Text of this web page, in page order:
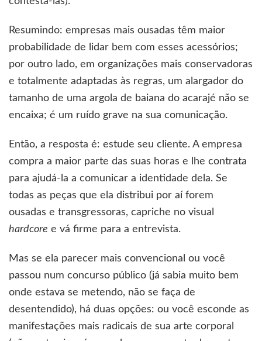
Resumindo: empresas mais ousadas têm maior
probabilidade de lidar bem com esses acessórios;
por outro lado, em organizações mais conservadoras
e totalmente adaptadas às regras, um alargador do
tamanho de uma argola de baiana do acarajé não se
encaixa; é um ruído grave na sua comunicação.
Então, a resposta é: estude seu cliente. A empresa
compra a maior parte das suas horas e lhe contrata
para ajudá-la a comunicar a identidade dela. Se
todas as peças que ela distribui por aí forem
ousadas e transgressoras, capriche no visual
hardcore e vá firme para a entrevista.
Mas se ela parecer mais convencional ou você
passou num concurso público (já sabia muito bem
onde estava se metendo, não se faça de
desentendido), há duas opções: ou você esconde as
manifestações mais radicais de sua arte corporal